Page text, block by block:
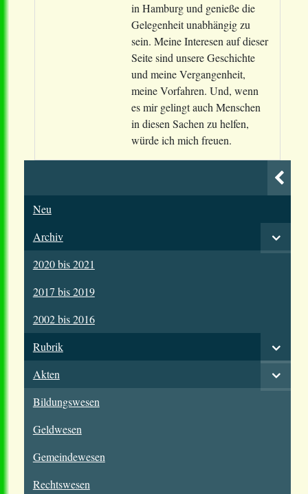
in Hamburg und genieße die
Gelegenheit unabhängig zu
sein. Meine Interesen auf dieser
Seite sind unsere Geschichte
und meine Vergangenheit,
meine Vorfahren. Und, wenn
es mir gelingt auch Menschen
in diesen Sachen zu helfen,
würde ich mich freuen.
Neu
Archiv
2020 bis 2021
2017 bis 2019
2002 bis 2016
Rubrik
Akten
Bildungswesen
Geldwesen
Gemeindewesen
Rechtswesen